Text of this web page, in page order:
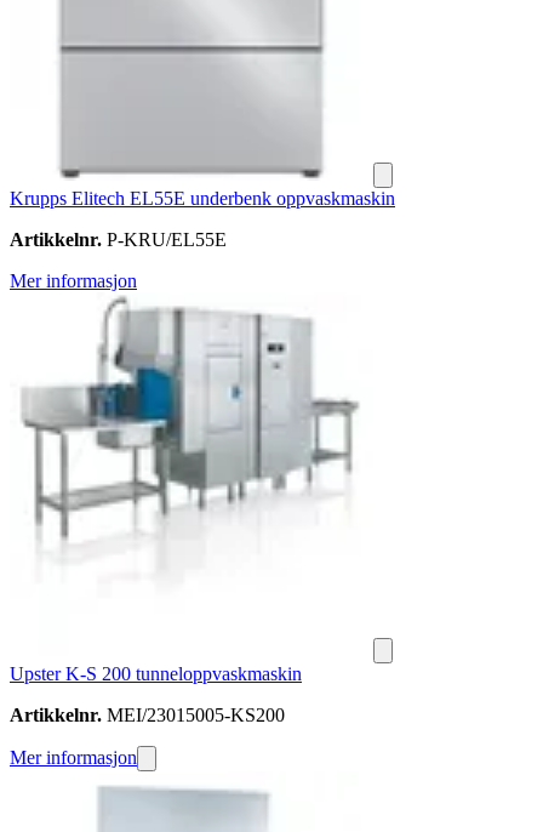
Krupps Elitech EL55E underbenk oppvaskmaskin
Artikkelnr. P-KRU/EL55E
Mer informasjon
Upster K-S 200 tunneloppvaskmaskin
Artikkelnr. MEI/23015005-KS200
Mer informasjon